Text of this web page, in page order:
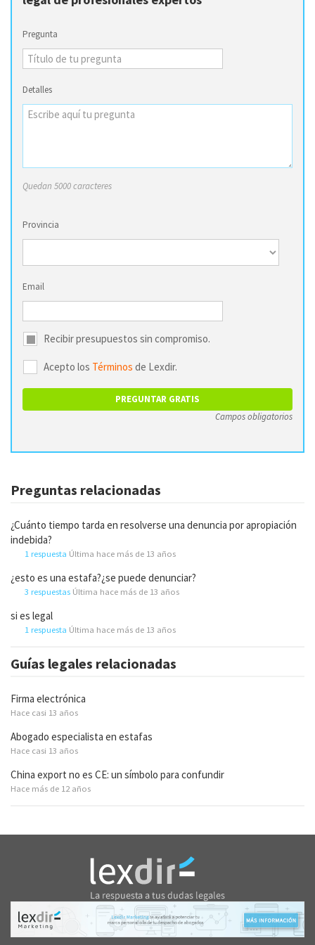
Pregunta
Detalles
Quedan 5000 caracteres
Provincia
Email
Recibir presupuestos sin compromiso.
Acepto los Términos de Lexdir.
Campos obligatorios
Preguntas relacionadas
¿Cuánto tiempo tarda en resolverse una denuncia por apropiación
indebida?
1 respuesta Última hace más de 13 años
¿esto es una estafa?¿se puede denunciar?
3 respuestas Última hace más de 13 años
si es legal
1 respuesta Última hace más de 13 años
Guías legales relacionadas
Firma electrónica
Hace casi 13 años
Abogado especialista en estafas
Hace casi 13 años
China export no es CE: un símbolo para confundir
Hace más de 12 años